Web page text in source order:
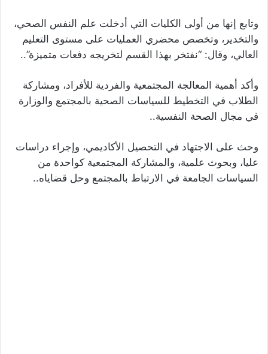
وتابع إنها من أولى الكليات التي أدخلت علم النفس الصحي،
والتخدير، وتخصص محضري العمليات على مستوى التعليم
العالي، وقال: “نفتخر بهذا القسم لتخريجه دفعات متميزة”..
وأكد أهمية المعالجة المجتمعية والفردية للأفراد، ومشاركة
الطلاب في التخطيط للسياسات الصحية بالمجتمع والوزارة
في مجال الصحة النفسية..
وحث على الاجتهاد في التحصيل الأكاديمي، وإجراء دراسات
عليا، وبحوث علمية، والمشاركة المجتمعية كواحدة من
السياسات الجامعة في الارتباط بالمجتمع وحل قضاياه..